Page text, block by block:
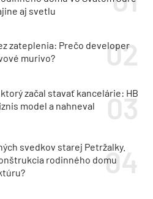
aj svetlu
zateplenia: Prečo developer
murivo?
začal stavať kancelárie: HB
model a nahneval
svedkov starej Petržalky.
rodinného domu